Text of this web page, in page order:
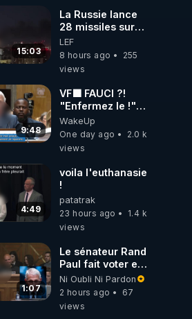
15:03
La Russie lance
28 missiles sur
Kiev, l'attaque
révèle la faiblesse
de Kiev
LEF
8 hours ago
255
views
9:48
VF🟩 FAUCI ?!
"Enfermez le !"
(Lock him up!) -
Quartz Traduction
WakeUp
One day ago
2.0 k
views
4:49
voila l'euthanasie
!
patatrak
23 hours ago
1.4 k
views
1:07
Le sénateur Rand
Paul fait voter en
commission
l'outrage au
Congrès contre
Ni Oubli Ni Pardon
2 hours ago
67
views